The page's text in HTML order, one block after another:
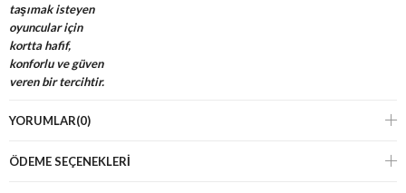
taşımak isteyen
oyuncular için
kortta hafif,
konforlu ve güven
veren bir tercihtir.
YORUMLAR(0)
ÖDEME SEÇENEKLERI